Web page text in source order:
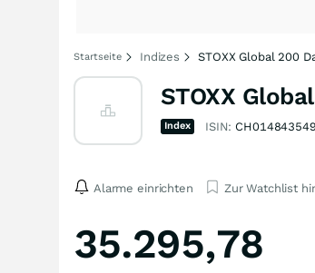
Startseite Indizes STOXX Global 200
STOXX
Index ISIN:
Alarme einrichten Zur Watchlist
35.295,78